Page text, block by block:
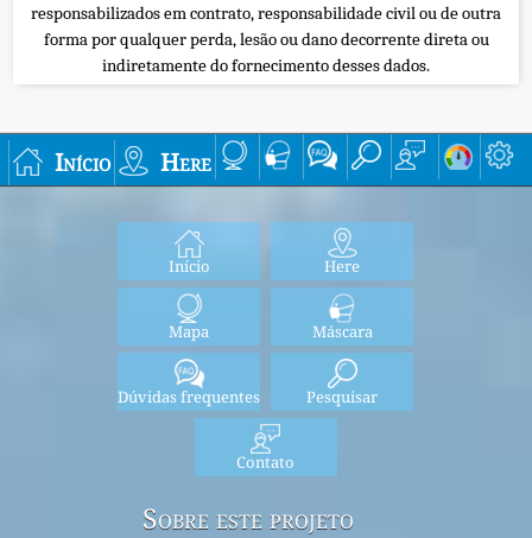
responsabilizados em contrato, responsabilidade civil ou de outra
forma por qualquer perda, lesão ou dano decorrente direta ou
indiretamente do fornecimento desses dados.
Início Here
Início Here
Mapa Máscara
Dúvidas frequentes Pesquisar
Contato
Sobre este projeto